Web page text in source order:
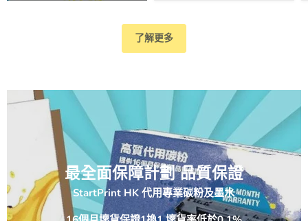
了解更多
最全面保障計劃 品質保證
StartPrint HK 代用專業碳粉及墨水